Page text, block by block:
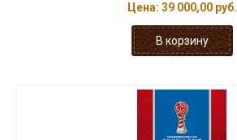
Цена: 39 000,00 руб.